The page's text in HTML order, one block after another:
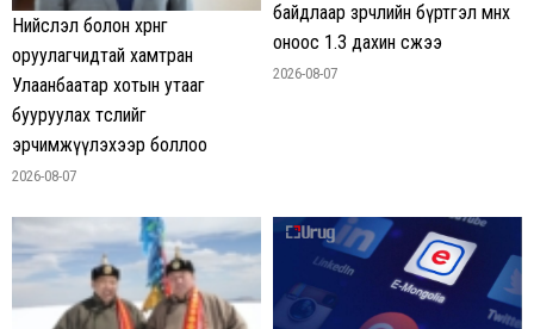
Нийслэл болон хөрөнгө
оруулагчидтай хамтран
Улаанбаатар хотын утааг
бууруулах төслийг
эрчимжүүлэхээр боллоо
2026-08-07
байдлаар зөрчлийн бүртгэл өмнөх
оноос 1.3 дахин өсжээ
2026-08-07